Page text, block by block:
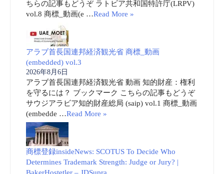
ちらの記事もどうぞ ラトビア共和国特許庁(LRPV)
vol.8 商標_動画(e …Read More »
アラブ首長国連邦経済観光省 商標_動画
(embedded) vol.3
2026年8月6日
アラブ首長国連邦経済観光省 動画 知的財産：権利
を守るには？ ブックマーク こちらの記事もどうぞ
サウジアラビア知的財産総局 (saip) vol.1 商標_動画
(embedde …Read More »
商標登録insideNews: SCOTUS To Decide Who
Determines Trademark Strength: Judge or Jury? |
BakerHostetler – JDSupra